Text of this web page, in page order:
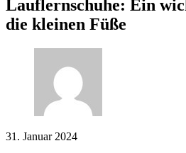
Lauflernschuhe: Ein
die kleinen Füße
31. Januar 2024